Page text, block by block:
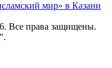
мир» в Казани
Все права защищены.